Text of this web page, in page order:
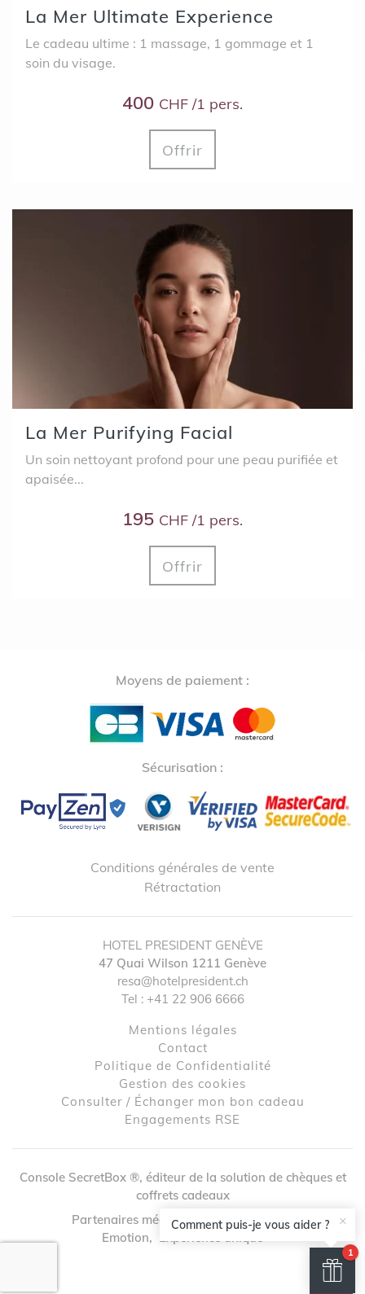
La Mer Ultimate Experience
Le cadeau ultime : 1 massage, 1 gommage et 1
soin du visage.
400 CHF /1 pers.
Offrir
La Mer Purifying Facial
Un soin nettoyant profond pour une peau purifiée et
apaisée...
195 CHF /1 pers.
Offrir
Moyens de paiement :
Sécurisation :
Conditions générales de vente
Rétractation
HOTEL PRESIDENT GENÈVE
47 Quai Wilson 1211 Genève
resa@hotelpresident.ch
Tel : +41 22 906 6666
Mentions légales
contact
Politique de Confidentialité
Gestion des cookies
Consulter / Échanger mon bon cadeau
Engagements RSE
Console SecretBox ®, éditeur de la solution de chèques et
coffrets cadeaux
Partenaires médias :SecretBox ,I Love
Emotion, Expérience unique
Comment puis-je vous aider ? ×
1